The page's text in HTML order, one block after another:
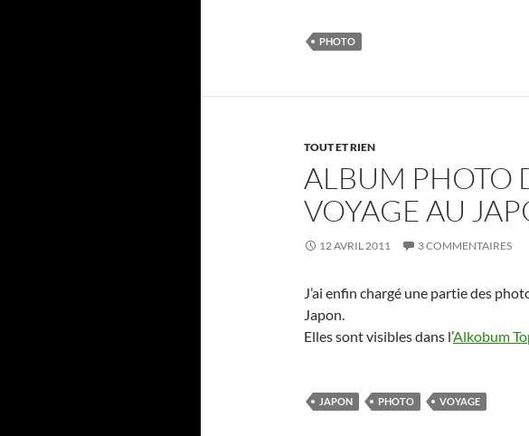
PHOTO
TOUT ET RIEN
ALBUM PHOTO
VOYAGE AU
12 AVRIL 2011 3 COMMENTAIRES
J’ai enfin chargé une partie des
Japon.
Elles sont visibles dans l’Alkobum
JAPON PHOTO VOYAGE